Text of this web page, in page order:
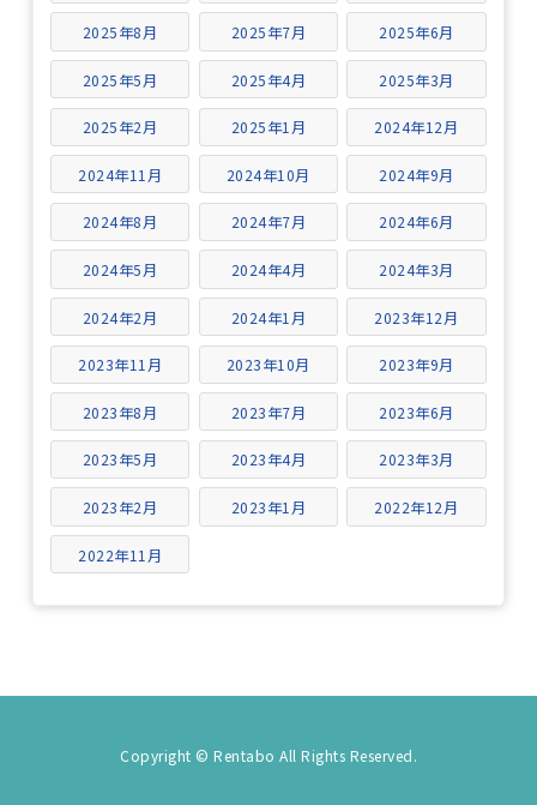
2025年8月 2025年7月 2025年6月
2025年5月 2025年4月 2025年3月
2025年2月 2025年1月 2024年12月
2024年11月 2024年10月 2024年9月
2024年8月 2024年7月 2024年6月
2024年5月 2024年4月 2024年3月
2024年2月 2024年1月 2023年12月
2023年11月 2023年10月 2023年9月
2023年8月 2023年7月 2023年6月
2023年5月 2023年4月 2023年3月
2023年2月 2023年1月 2022年12月
2022年11月
Copyright © Rentabo All Rights Reserved.